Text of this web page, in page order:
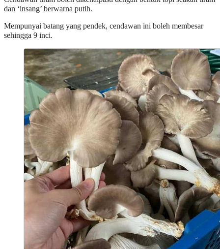
dan ‘insang’ berwarna putih.
Mempunyai batang yang pendek, cendawan ini boleh membesar
sehingga 9 inci.